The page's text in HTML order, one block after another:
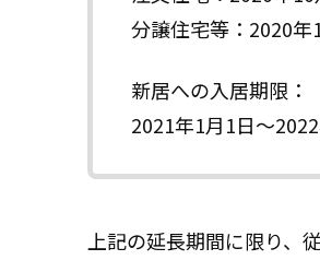
分譲住宅等：2020年
新居への入居期限：
2021年1月1日～
上記の延長期間に限り、